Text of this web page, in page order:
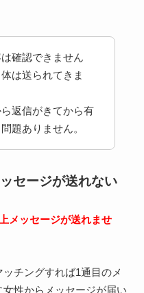
確認できません
は送られてきま
返信がきてから有
題ありません。
セージが送れない
メッセージが送れませ
チングすれば1通目のメ
性からメッセージが届い